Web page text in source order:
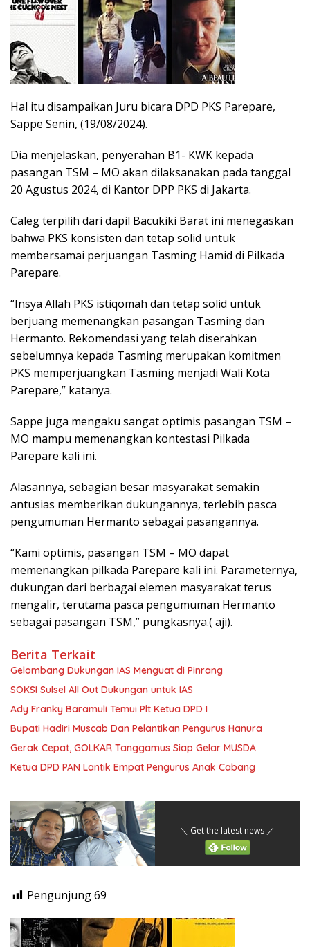
Hal itu disampaikan Juru bicara DPD PKS Parepare,
Sappe Senin, (19/08/2024).
Dia menjelaskan, penyerahan B1- KWK kepada
pasangan TSM – MO akan dilaksanakan pada tanggal
20 Agustus 2024, di Kantor DPP PKS di Jakarta.
Caleg terpilih dari dapil Bacukiki Barat ini menegaskan
bahwa PKS konsisten dan tetap solid untuk
membersamai perjuangan Tasming Hamid di Pilkada
Parepare.
“Insya Allah PKS istiqomah dan tetap solid untuk
berjuang memenangkan pasangan Tasming dan
Hermanto. Rekomendasi yang telah diserahkan
sebelumnya kepada Tasming merupakan komitmen
PKS memperjuangkan Tasming menjadi Wali Kota
Parepare,” katanya.
Sappe juga mengaku sangat optimis pasangan TSM –
MO mampu memenangkan kontestasi Pilkada
Parepare kali ini.
Alasannya, sebagian besar masyarakat semakin
antusias memberikan dukungannya, terlebih pasca
pengumuman Hermanto sebagai pasangannya.
“Kami optimis, pasangan TSM – MO dapat
memenangkan pilkada Parepare kali ini. Parameternya,
dukungan dari berbagai elemen masyarakat terus
mengalir, terutama pasca pengumuman Hermanto
sebagai pasangan TSM,” pungkasnya.( aji).
Berita Terkait
Gelombang Dukungan IAS Menguat di Pinrang
SOKSI Sulsel All Out Dukungan untuk IAS
Ady Franky Baramuli Temui Plt Ketua DPD I
Bupati Hadiri Muscab Dan Pelantikan Pengurus Hanura
Gerak Cepat, GOLKAR Tanggamus Siap Gelar MUSDA
Ketua DPD PAN Lantik Empat Pengurus Anak Cabang
＼ Get the latest news ／
Pengunjung69